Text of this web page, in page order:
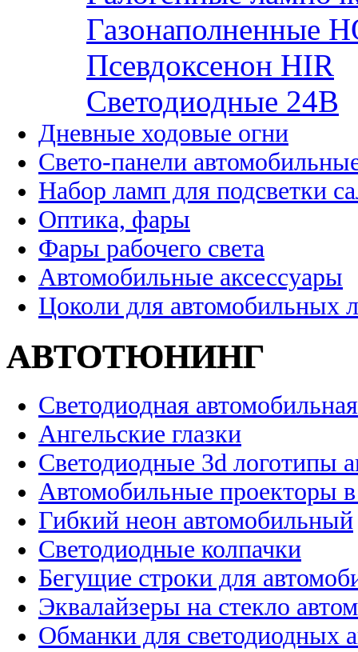
Газонаполненные
Псевдоксенон HIR
Cветодиодные 24B
Дневные ходовые огни
Свето-панели
Набор ламп для подсветки
Оптика, фары
Фары рабочего света
Автомобильные аксессуары
Цоколи для автомобильных
АВТОТЮНИНГ
Светодиодная
Ангельские глазки
Светодиодные 3d логотипы
Автомобильные проекторы
Гибкий неон автомобильный
Светодиодные колпачки
Бегущие строки для
Эквалайзеры на стекло
Обманки для светодиодных